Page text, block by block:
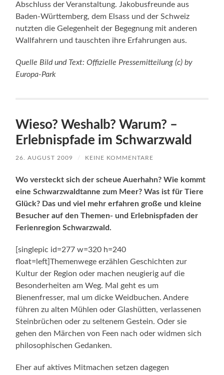
Abschluss der Veranstaltung. Jakobusfreunde aus
Baden-Württemberg, dem Elsass und der Schweiz
nutzten die Gelegenheit der Begegnung mit anderen
Wallfahrern und tauschten ihre Erfahrungen aus.
Quelle Bild und Text: Offizielle Pressemitteilung (c) by
Europa-Park
Wieso? Weshalb? Warum? –
Erlebnispfade im Schwarzwald
26. AUGUST 2009 / KEINE KOMMENTARE
Wo versteckt sich der scheue Auerhahn? Wie kommt
eine Schwarzwaldtanne zum Meer? Was ist für Tiere
Glück? Das und viel mehr erfahren große und kleine
Besucher auf den Themen- und Erlebnispfaden der
Ferienregion Schwarzwald.
[singlepic id=277 w=320 h=240
float=left]Themenwege erzählen Geschichten zur
Kultur der Region oder machen neugierig auf die
Besonderheiten am Weg. Mal geht es um
Bienenfresser, mal um dicke Weidbuchen. Andere
führen zu alten Mühlen oder Glashütten, verlassenen
Steinbrüchen oder zu seltenem Gestein. Oder sie
gehen den Märchen von Feen nach oder widmen sich
philosophischen Gedanken.
Eher auf aktives Mitmachen setzen dagegen